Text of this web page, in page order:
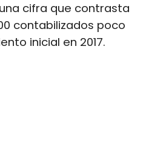
cifra que contrasta
contabilizados poco
inicial en 2017.